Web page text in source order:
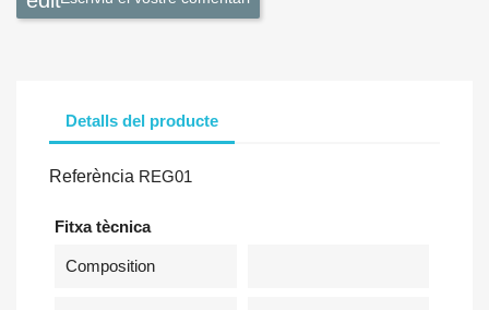
Detalls del producte
Referència REG01
Fitxa tècnica
Composition